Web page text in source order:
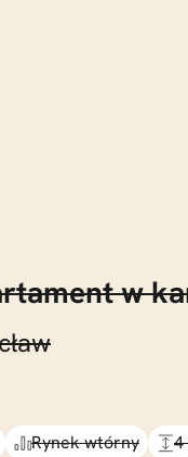
w
Rynek wtórny
4